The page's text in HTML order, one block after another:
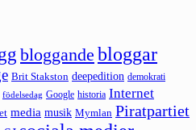
bloggande bloggar
Brit Stakston deepedition demokrati
födelsedag Google historia Internet
media musik Mymlan Piratpartiet